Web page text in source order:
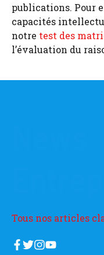
publications. Pour
capacités
notre test des
l’évaluation du
Tous nos articles